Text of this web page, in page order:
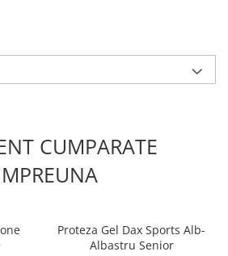
respirabilă
neplăcute.
ușor și rapid pentru a îți depozita
fi folosită și cagel de dușpentru sală,
eficientă și bine
echipamentele
CUMPARATE
Proteza Gel Dax Sports Alb-
Albastru Senior